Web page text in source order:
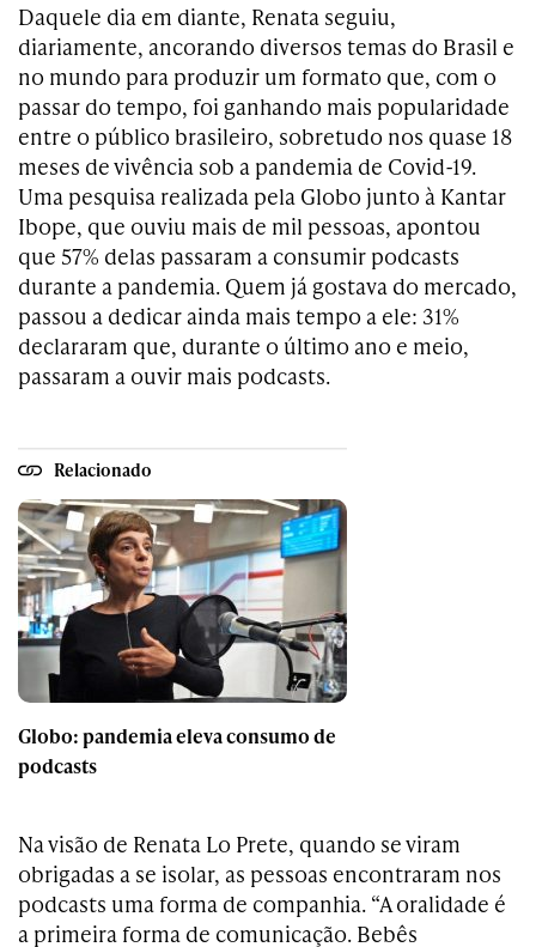
Daquele dia em diante, Renata seguiu,
diariamente, ancorando diversos temas do Brasil e
no mundo para produzir um formato que, com o
passar do tempo, foi ganhando mais popularidade
entre o público brasileiro, sobretudo nos quase 18
meses de vivência sob a pandemia de Covid-19.
Uma pesquisa realizada pela Globo junto à Kantar
Ibope, que ouviu mais de mil pessoas, apontou
que 57% delas passaram a consumir podcasts
durante a pandemia. Quem já gostava do mercado,
passou a dedicar ainda mais tempo a ele: 31%
declararam que, durante o último ano e meio,
passaram a ouvir mais podcasts.
Relacionado
Globo: pandemia eleva consumo de
podcasts
Na visão de Renata Lo Prete, quando se viram
obrigadas a se isolar, as pessoas encontraram nos
podcasts uma forma de companhia. “A oralidade é
a primeira forma de comunicação. Bebês